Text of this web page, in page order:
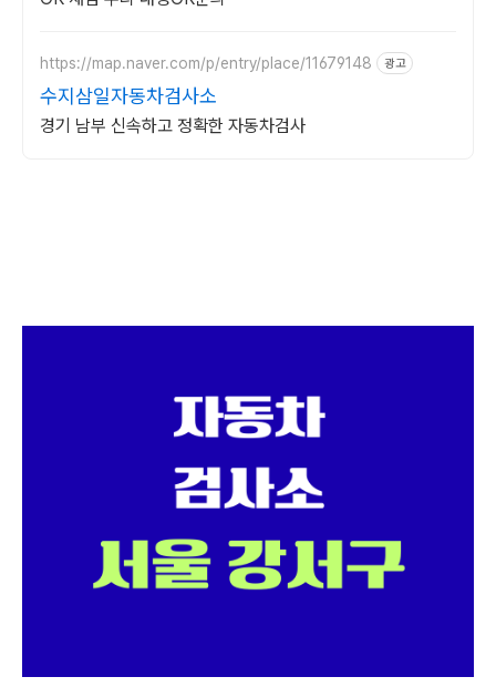
https://map.naver.com/p/entry/place/11679148 광고
수지삼일자동차검사소
경기 남부 신속하고 정확한 자동차검사